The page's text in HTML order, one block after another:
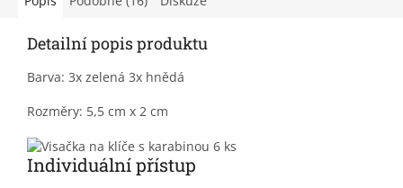
Detailní popis produktu
Barva: 3x zelená 3x hnědá
Rozměry: 5,5 cm x 2 cm
Individuální přístup